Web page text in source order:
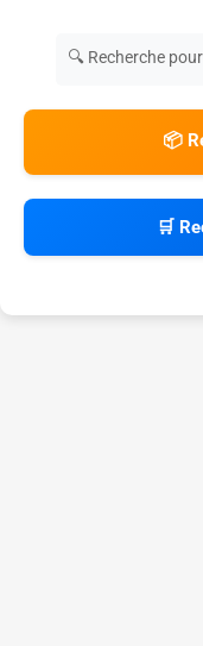
🔍 Recherche
📦
🛒